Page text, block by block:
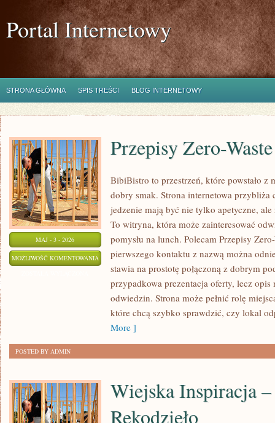
Portal Internetowy
STRONA GŁÓWNA SPIS TREŚCI BLOG INTERNETOWY
MAJ - 3 - 2026
MOŻLIWOŚĆ KOMENTOWANIA PRZEPISY
ZERO-
WASTE
Przepisy Zero-Waste
BibiBistro to przestrzeń, które powstało z
dobry smak. Strona internetowa
jedzenie mają być nie tylko apetyczne,
To witryna, która może zainteresować
pomysłu na lunch. Polecam Przepisy
pierwszego kontaktu z nazwą można
stawia na prostotę połączoną z dobrym
przypadkowa prezentacja oferty, lecz opis
odwiedzin. Strona może pełnić rolę
które chcą szybko sprawdzić, czy lokal
More ]
POSTED BY ADMIN
Wiejska Inspiracja
Rękodzieło